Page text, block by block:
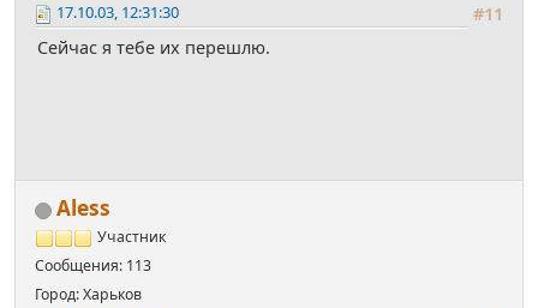
#11
17.10.03, 12:31:30
Сейчас я тебе их перешлю.
Aless
Участник
Сообщения: 113
Город: Харьков